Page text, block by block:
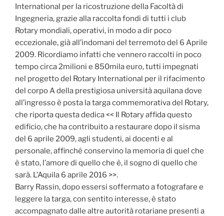
International per la ricostruzione della Facoltà di
Ingegneria, grazie alla raccolta fondi di tutti i club
Rotary mondiali, operativi, in modo a dir poco
eccezionale, già all’indomani del terremoto del 6 Aprile
2009. Ricordiamo infatti che vennero raccolti in poco
tempo circa 2milioni e 850mila euro, tutti impegnati
nel progetto del Rotary International per il rifacimento
del corpo A della prestigiosa università aquilana dove
all’ingresso è posta la targa commemorativa del Rotary,
che riporta questa dedica << Il Rotary affida questo
edificio, che ha contribuito a restaurare dopo il sisma
del 6 aprile 2009, agli studenti, ai docenti e al
personale, affinché conservino la memoria di quel che
è stato, l’amore di quello che è, il sogno di quello che
sarà. L’Aquila 6 aprile 2016 >>.
Barry Rassin, dopo essersi soffermato a fotografare e
leggere la targa, con sentito interesse, è stato
accompagnato dalle altre autorità rotariane presenti a